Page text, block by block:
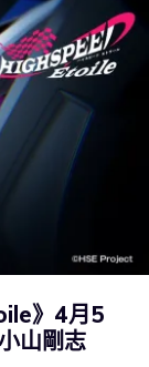
》4月5
山剛志